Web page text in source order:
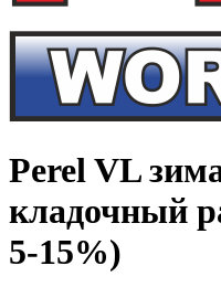
Perel VL
кладочный
5-15%)